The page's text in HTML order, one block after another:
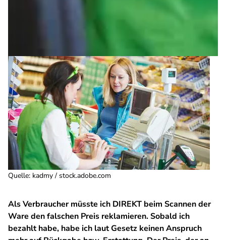
Quelle: kadmy / stock.adobe.com
Als Verbraucher müsste ich DIREKT beim Scannen der
Ware den falschen Preis reklamieren. Sobald ich
bezahlt habe, habe ich laut Gesetz keinen Anspruch